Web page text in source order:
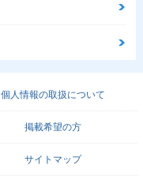
個人情報の取扱について
掲載希望の方
サイトマップ